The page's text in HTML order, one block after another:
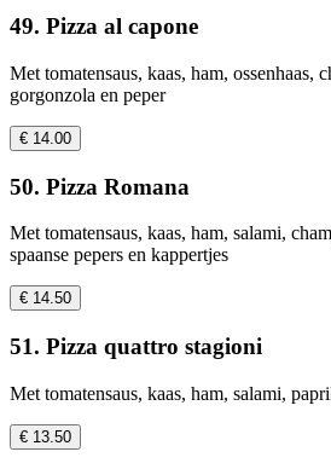
49. Pizza al capone
Met tomatensaus, kaas, ham, ossenhaas,
gorgonzola en peper
€ 14.00
50. Pizza Romana
Met tomatensaus, kaas, ham, salami,
spaanse pepers en kappertjes
€ 14.50
51. Pizza quattro stagioni
Met tomatensaus, kaas, ham, salami,
€ 13.50